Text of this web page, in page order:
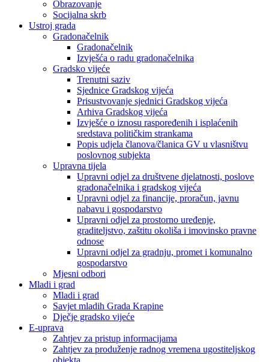
Obrazovanje
Socijalna skrb
Ustroj grada
Gradonačelnik
Gradonačelnik
Izvješća o radu gradonačelnika
Gradsko vijeće
Trenutni saziv
Sjednice Gradskog vijeća
Prisustvovanje sjednici Gradskog vijeća
Arhiva Gradskog vijeća
Izvješće o iznosu raspoređenih i isplaćenih
sredstava političkim strankama
Popis udjela članova/članica GV u vlasništvu
poslovnog subjekta
Upravna tijela
Upravni odjel za društvene djelatnosti, poslove
gradonačelnika i gradskog vijeća
Upravni odjel za financije, proračun, javnu
nabavu i gospodarstvo
Upravni odjel za prostorno uređenje,
graditeljstvo, zaštitu okoliša i imovinsko pravne
odnose
Upravni odjel za gradnju, promet i komunalno
gospodarstvo
Mjesni odbori
Mladi i grad
Mladi i grad
Savjet mladih Grada Krapine
Dječje gradsko vijeće
E-uprava
Zahtjev za pristup informacijama
Zahtjev za produženje radnog vremena ugostiteljskog
objekta